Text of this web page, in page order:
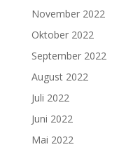
November 2022
Oktober 2022
September 2022
August 2022
Juli 2022
Juni 2022
Mai 2022